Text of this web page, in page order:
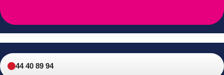
44 40 89 94